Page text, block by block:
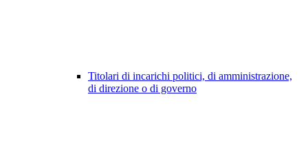
Titolari di incarichi politici, di amministrazione,
di direzione o di governo